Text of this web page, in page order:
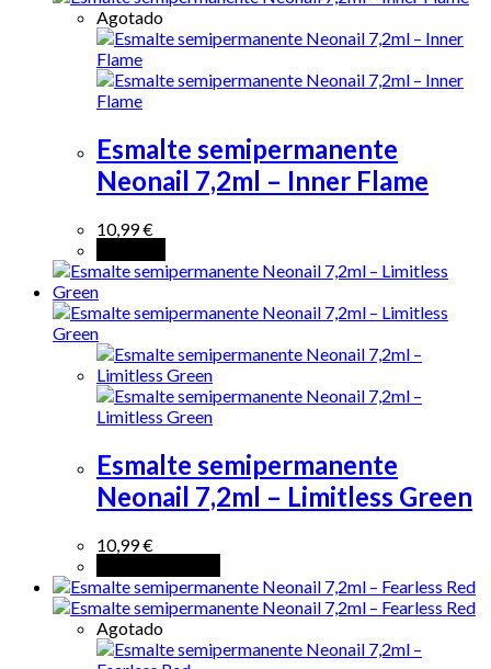
Agotado
Esmalte semipermanente
Neonail 7,2ml – Inner Flame
10,99€
Esmalte semipermanente
Neonail 7,2ml – Limitless Green
10,99€
Agotado